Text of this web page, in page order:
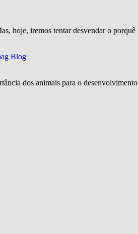
hoje, iremos tentar desvendar o porquê
Blog
dos animais para o desenvolvimento